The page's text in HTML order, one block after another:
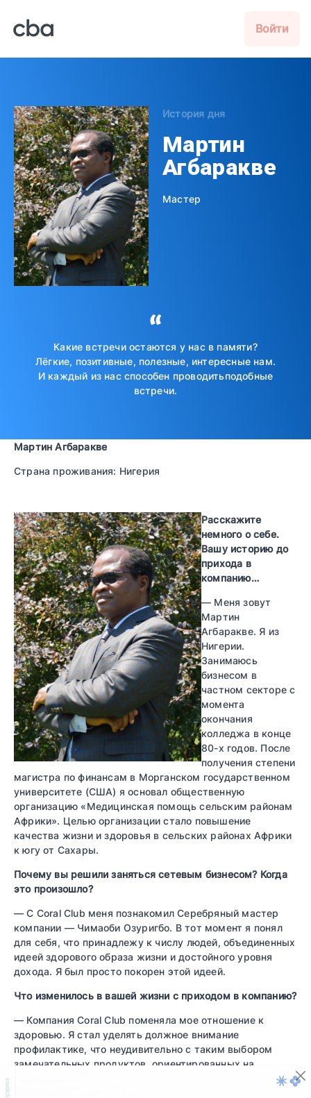
Войти
История дня
Мартин
Агбаракве
Мастер
Какие встречи остаются у нас в памяти?
Лёгкие, позитивные, полезные, интересные нам.
И каждый из нас способен проводитьподобные
встречи.
Мартин Агбаракве
Страна проживания: Нигерия
Расскажите
немного о себе.
Вашу историю до
прихода в
компанию…
— Меня зовут
Мартин
Агбаракве. Я из
Нигерии.
Занимаюсь
бизнесом в
частном секторе с
момента
окончания
колледжа в конце
80-х годов. После
получения степени
магистра по финансам в Морганском государственном
университете (США) я основал общественную
организацию «Медицинская помощь сельским районам
Африки». Целью организации стало повышение
качества жизни и здоровья в сельских районах Африки
к югу от Сахары.
Почему вы решили заняться сетевым бизнесом? Когда
это произошло?
— С Coral Club меня познакомил Серебряный мастер
компании — Чимаоби Озуригбо. В тот момент я понял
для себя, что принадлежу к числу людей, объединенных
идеей здорового образа жизни и достойного уровня
дохода. Я был просто покорен этой идеей.
Что изменилось в вашей жизни с приходом в компанию?
— Компания Coral Club поменяла мое отношение к
здоровью. Я стал уделять должное внимание
профилактике, что неудивительно с таким выбором
замечательных продуктов, ориентированных на